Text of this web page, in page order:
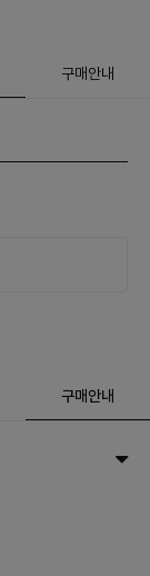
구매안내
구매안내